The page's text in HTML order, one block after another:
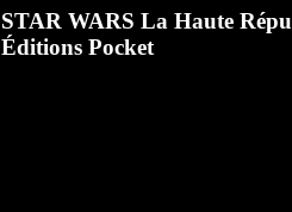
STAR WARS La Haute
Éditions Pocket